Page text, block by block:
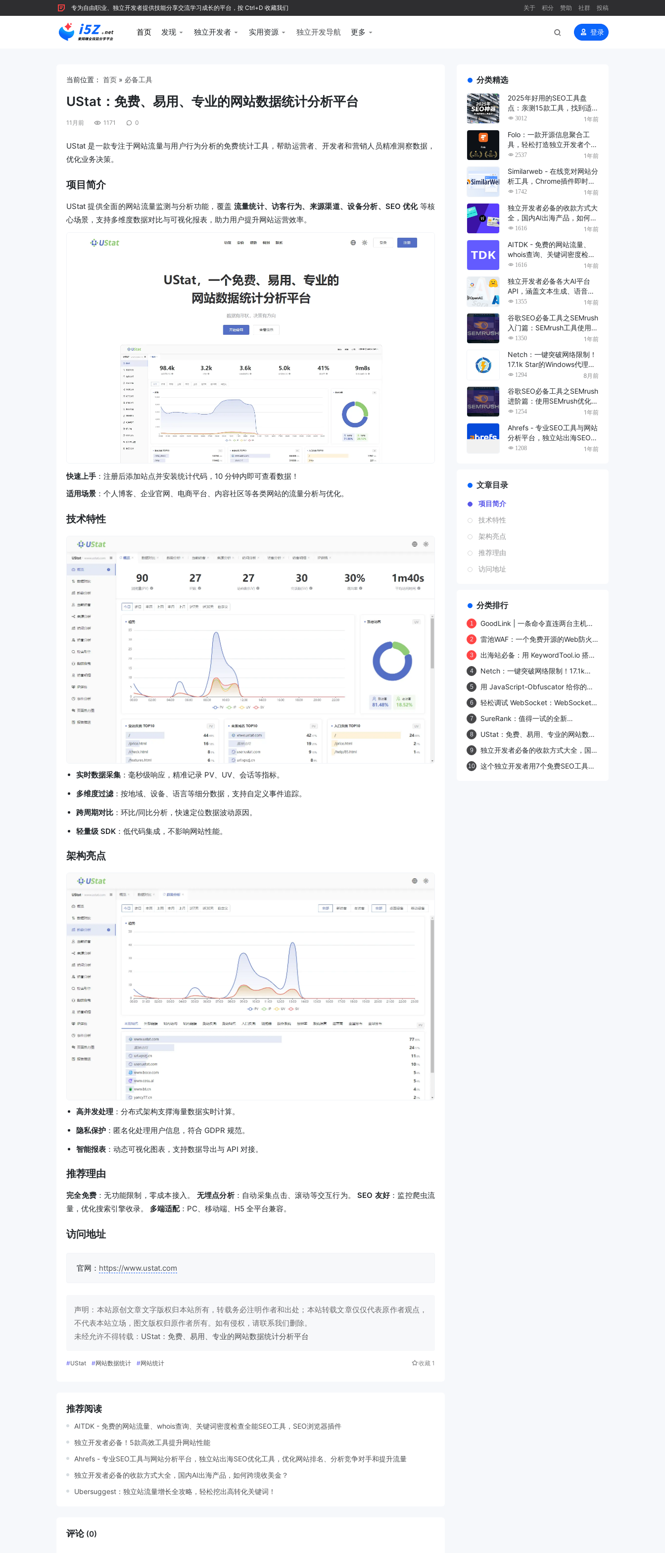
专为自由职业、独立开发者提供技能分享交流学习成长的平台，按 Ctrl+D 收藏我们 关于 积分 赞助 社群 投稿
首页 发现 独立开发者 实用资源 独立开发导航 更多 登录
当前位置： 首页 » 必备工具
UStat：免费、易用、专业的网站数据统计分析平台
11月前 1171 0
UStat 是一款专注于网站流量与用户行为分析的免费统计工具，帮助运营者、开发者和营销人员精准洞察数据，
优化业务决策。
项目简介
UStat 提供全面的网站流量监测与分析功能，覆盖 流量统计、访客行为、来源渠道、设备分析、SEO 优化等核
心场景，支持多维度数据对比与可视化报表，助力用户提升网站运营效率。
快速上手 ：注册后添加站点并安装统计代码，10 分钟内即可查看数据！
适用场景 ：个人博客、企业官网、电商平台、内容社区等各类网站的流量分析与优化。
技术特性
实时数据采集 ：毫秒级响应，精准记录 PV、UV、会话等指标。
多维度过滤 ：按地域、设备、语言等细分数据，支持自定义事件追踪。
跨周期对比 ：环比/同比分析，快速定位数据波动原因。
轻量级 SDK ：低代码集成，不影响网站性能。
架构亮点
高并发处理 ：分布式架构支撑海量数据实时计算。
隐私保护 ：匿名化处理用户信息，符合 GDPR 规范。
智能报表 ：动态可视化图表，支持数据导出与 API 对接。
推荐理由
完全免费 ：无功能限制，零成本接入。 无埋点分析：自动采集点击、滚动等交互行为。 SEO 友好：监控爬虫流
量，优化搜索引擎收录。
多端适配：PC、移动端、H5 全平台兼容。
访问地址
官网： https://www.ustat.com
声明：本站原创文章文字版权归本站所有，转载务必注明作者和出处；本站转载文章仅仅代表原作者观点，
不代表本站立场，图文版权归原作者所有。如有侵权，请联系我们删除。
未经允许不得转载： UStat：免费、易用、专业的网站数据统计分析平台
#UStat #网站数据统计 #网站统计 收藏1
推荐阅读
AITDK - 免费的网站流量、whois查询、关键词密度检查全能SEO工具，SEO浏览器插件
独立开发者必备！5款高效工具提升网站性能
Ahrefs - 专业SEO工具与网站分析平台，独立站出海SEO优化工具，优化网站排名、分析竞争对手和提升流量
独立开发者必备的收款方式大全，国内AI出海产品，如何跨境收美金？
Ubersuggest：独立站流量增长全攻略，轻松挖出高转化关键词！
评论 (0)
分类精选
2025年好用的SEO工具盘
点：亲测15款工具，找到适
合你的SEO神器！
3012 1年前
Folo：一款开源信息聚合工
具，轻松打造独立开发者个人
信息流
2537 1年前
Similarweb - 在线竞对网站分
析工具，Chrome插件即时网
站流量和分析，快速获取网站
1742 1年前
独立开发者必备的收款方式大
全，国内AI出海产品，如何跨
境收美金？
1616 1年前
AITDK - 免费的网站流量、
whois查询、关键词密度检查
全能SEO工具，SEO浏览器插
1616 1年前
独立开发者必备各大AI平台
API，涵盖文本生成、语音处
理、图像识别、视频编辑四大
1355 1年前
谷歌SEO必备工具之SEMrush
入门篇：SEMrush工具使用教
程 1350 1年前
Netch：一键突破网络限制！
17.1k Star的Windows代理神
器 1294 8月前
谷歌SEO必备工具之SEMrush
进阶篇：使用SEMrush优化您
的SEO策略
1254 1年前
Ahrefs - 专业SEO工具与网站
分析平台，独立站出海SEO优
化工具，优化网站排名、分析
1208 1年前
文章目录
项目简介
技术特性
架构亮点
推荐理由
访问地址
分类排行
1
GoodLink | 一条命令直连两台主机，
2
雷池WAF：一个免费开源的Web防火
入、SSRF、XXE、路径遍历、暴力破
解、CC 攻击、Bot 爬虫的Web 应用
3
出海站必备：用 KeywordTool.io 搭建
4
Netch：一键突破网络限制！17.1k
5
用 JavaScript-Obfuscator 给你的代
式方案
6
轻松调试 WebSocket：WebSocket
7
SureRank：值得一试的全新
8
UStat：免费、易用、专业的网站数据
9
独立开发者必备的收款方式大全，国内
10
这个独立开发者用7个免费SEO工具翻